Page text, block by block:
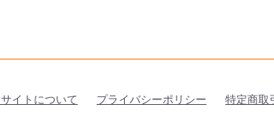
イトについて プライバシーポリシー 特定商取